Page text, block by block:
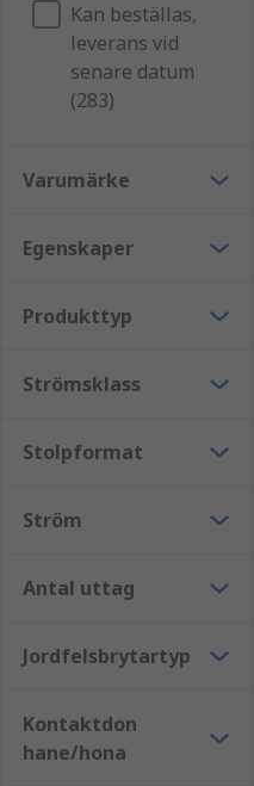
Lätta att montera
Ett sortiment
Säker koppling
Integrerade
Kan beställas,
leverans vid
senare datum
(283)
Varumärke
Egenskaper
Produkttyp
Strömsklass
Stolpformat
Ström
Antal uttag
Jordfelsbrytartyp
Kontaktdon
hane/hona